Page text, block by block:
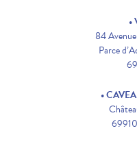
•
84
Parce
•